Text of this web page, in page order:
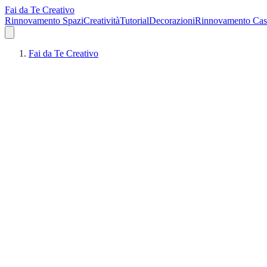
Fai da Te Creativo
Rinnovamento SpaziCreativitàTutorialDecorazioniRinnovamento
Fai da Te Creativo